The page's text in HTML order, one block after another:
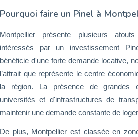
Pourquoi faire un Pinel à
Montpellier présente plusieurs
intéressés par un investissement
bénéficie d'une forte demande locative,
l’attrait que représente le centre
la région. La présence de grandes
universités et d'infrastructures de
maintenir une demande constante de
De plus, Montpellier est classée en